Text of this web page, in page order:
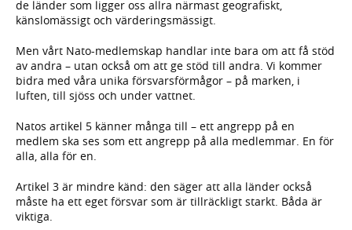
de länder som ligger oss allra närmast geografiskt,
känslomässigt och värderingsmässigt.
Men vårt Nato-medlemskap handlar inte bara om att få stöd
av andra – utan också om att ge stöd till andra. Vi kommer
bidra med våra unika försvarsförmågor – på marken, i
luften, till sjöss och under vattnet.
Natos artikel 5 känner många till – ett angrepp på en
medlem ska ses som ett angrepp på alla medlemmar. En för
alla, alla för en.
Artikel 3 är mindre känd: den säger att alla länder också
måste ha ett eget försvar som är tillräckligt starkt. Båda är
viktiga.